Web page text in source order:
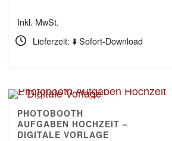
Inkl. MwSt.
Lieferzeit: ⬇️ Sofort-Download
4.50
PHOTOBOOTH
AUFGABEN HOCHZEIT –
DIGITALE VORLAGE